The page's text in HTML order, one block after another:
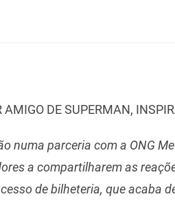
AMIGO DE SUPERMAN,
numa parceria com a ONG
a compartilharem as
de bilheteria, que acaba